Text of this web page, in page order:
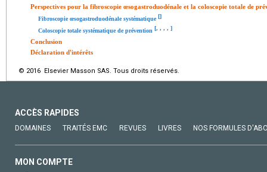
Perspectives pour la fibroscopie œsogastroduodénale et la coloscopie totale de
Fibroscopie œsogastroduodénale systématique[]
Coloscopie totale systématique de prévention [, , , , ]
Conclusion
Déclaration d'intérêts
© 2016 Elsevier Masson SAS. Tous droits réservés.
ACCÈS RAPIDES
DOMAINES TRAITÉS EMC REVUES LIVRES NOS FORMULES
MON COMPTE